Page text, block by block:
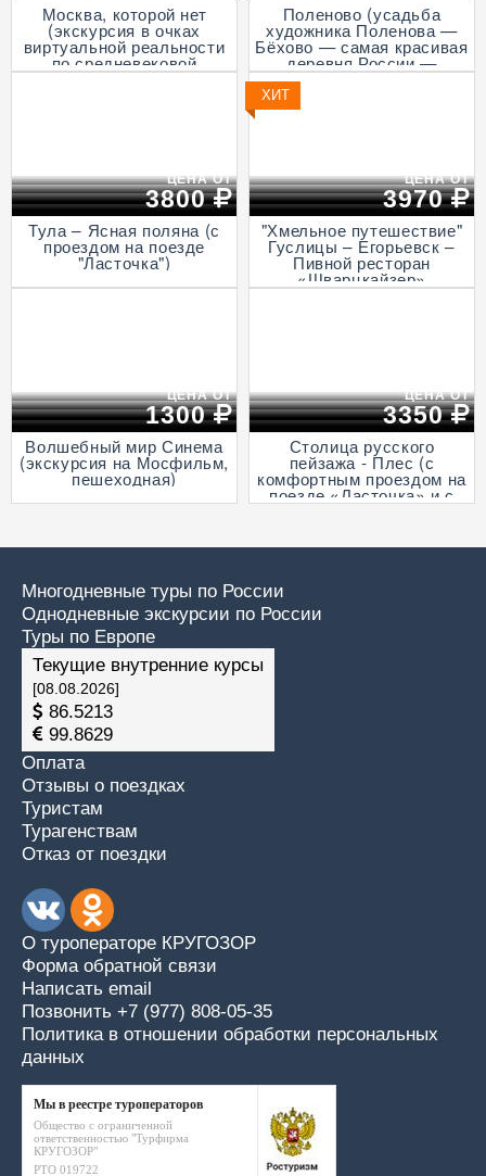
Москва, которой нет
(экскурсия в очках
виртуальной реальности
по средневековой
столице, пешеходная)
Поленово (усадьба
художника Поленова —
Бёхово — самая красивая
деревня России —
Итальянская ротонда в
Подмоклово, с прогулкой
на теплоходе по Оке)
ЦЕНА ОТ
3800
Тула – Ясная поляна (с
проездом на поезде
"Ласточка")
ХИТ
ЦЕНА ОТ
3970
"Хмельное путешествие"
Гуслицы – Егорьевск –
Пивной ресторан
«Шварцкайзер»
ЦЕНА ОТ
1300
Волшебный мир Синема
(экскурсия на Мосфильм,
пешеходная)
ЦЕНА ОТ
3350
Столица русского
пейзажа - Плес (с
комфортным проездом на
поезде «Ласточка» и с
прогулкой на теплоходе
Многодневные туры по России
Однодневные экскурсии по России
Туры по Европе
Текущие внутренние курсы
[08.08.2026]
86.5213
99.8629
Оплата
Отзывы о поездках
Туристам
Турагенствам
Отказ от поездки
О туроператоре КРУГОЗОР
Форма обратной связи
Написать email
Позвонить +7 (977) 808-05-35
Политика в отношении обработки персональных
данных
Мы в реестре туроператоров
Общество с ограниченной
ответственностью "Турфирма
КРУГОЗОР"
РТО 019722